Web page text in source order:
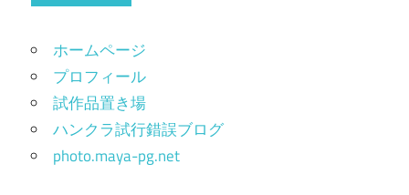
ホームページ
プロフィール
試作品置き場
ハンクラ試行錯誤ブログ
photo.maya-pg.net